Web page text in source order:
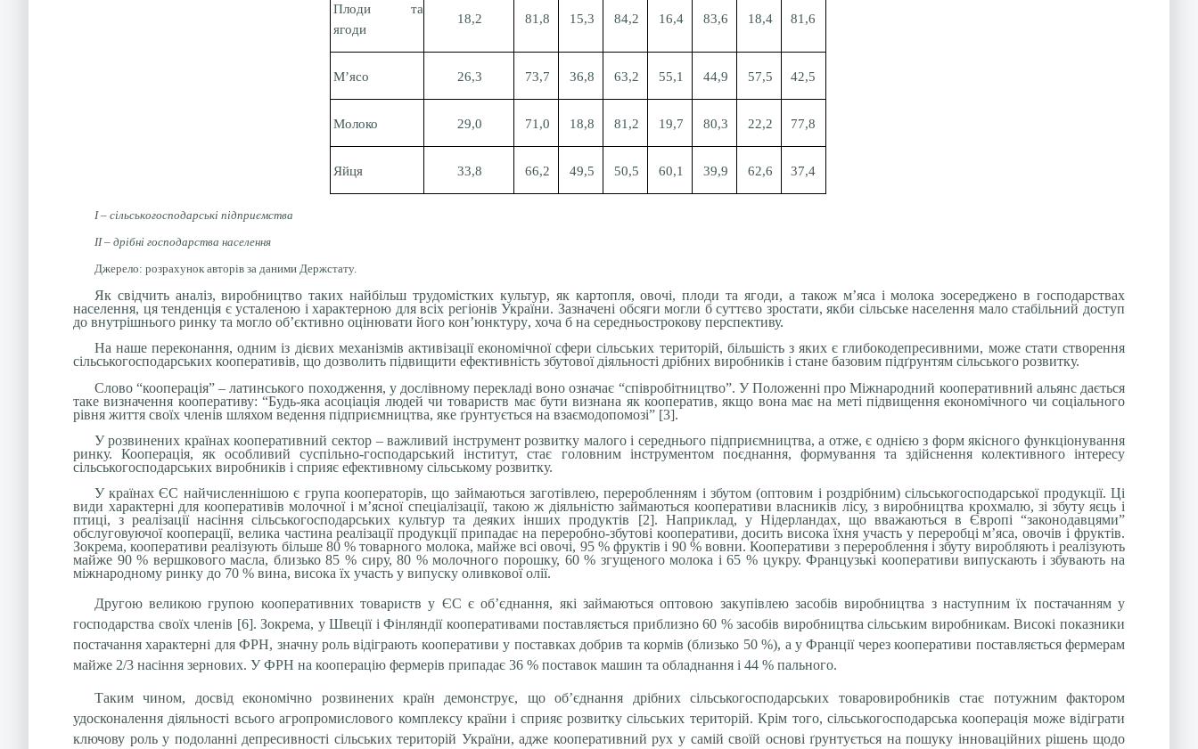
Плоди та
ягоди
18,2 81,8 15,3 84,2 16,4 83,6 18,4 81,6
М’ясо 26,3 73,7 36,8 63,2 55,1 44,9 57,5 42,5
Молоко 29,0 71,0 18,8 81,2 19,7 80,3 22,2 77,8
Яйця 33,8 66,2 49,5 50,5 60,1 39,9 62,6 37,4
І – сільськогосподарські підприємства
ІІ – дрібні господарства населення
Джерело: розрахунок авторів за даними Держстату.
Як свідчить аналіз, виробництво таких найбільш трудомістких культур, як картопля, овочі, плоди та ягоди, а також м’яса і молока зосереджено в господарствах
населення, ця тенденція є усталеною і характерною для всіх регіонів України. Зазначені обсяги могли б суттєво зростати, якби сільське населення мало стабільний доступ
до внутрішнього ринку та могло об’єктивно оцінювати його кон’юнктуру, хоча б на середньострокову перспективу.
На наше переконання, одним із дієвих механізмів активізації економічної сфери сільських територій, більшість з яких є глибокодепресивними, може стати створення
сільськогосподарських кооперативів, що дозволить підвищити ефективність збутової діяльності дрібних виробників і стане базовим підґрунтям сільського розвитку.
Слово “кооперація” – латинського походження, у дослівному перекладі воно означає “співробітництво”. У Положенні про Міжнародний кооперативний альянс дається
таке визначення кооперативу: “Будь-яка асоціація людей чи товариств має бути визнана як кооператив, якщо вона має на меті підвищення економічного чи соціального
рівня життя своїх членів шляхом ведення підприємництва, яке ґрунтується на взаємодопомозі” [3].
У розвинених країнах кооперативний сектор – важливий інструмент розвитку малого і середнього підприємництва, а отже, є однією з форм якісного функціонування
ринку. Кооперація, як особливий суспільно-господарський інститут, стає головним інструментом поєднання, формування та здійснення колективного інтересу
сільськогосподарських виробників і сприяє ефективному сільському розвитку.
У країнах ЄС найчисленнішою є група кооператорів, що займаються заготівлею, переробленням і збутом (оптовим і роздрібним) сільськогосподарської продукції. Ці
види характерні для кооперативів молочної і м’ясної спеціалізації, такою ж діяльністю займаються кооперативи власників лісу, з виробництва крохмалю, зі збуту яєць і
птиці, з реалізації насіння сільськогосподарських культур та деяких інших продуктів [2]. Наприклад, у Нідерландах, що вважаються в Європі “законодавцями”
обслуговуючої кооперації, велика частина реалізації продукції припадає на переробно-збутові кооперативи, досить висока їхня участь у переробці м’яса, овочів і фруктів.
Зокрема, кооперативи реалізують більше 80 % товарного молока, майже всі овочі, 95 % фруктів і 90 % вовни. Кооперативи з перероблення і збуту виробляють і реалізують
майже 90 % вершкового масла, близько 85 % сиру, 80 % молочного порошку, 60 % згущеного молока і 65 % цукру. Французькі кооперативи випускають і збувають на
міжнародному ринку до 70 % вина, висока їх участь у випуску оливкової олії.
Другою великою групою кооперативних товариств у ЄС є об’єднання, які займаються оптовою закупівлею засобів виробництва з наступним їх постачанням у
господарства своїх членів [6]. Зокрема, у Швеції і Фінляндії кооперативами поставляється приблизно 60 % засобів виробництва сільським виробникам. Високі показники
постачання характерні для ФРН, значну роль відіграють кооперативи у поставках добрив та кормів (близько 50 %), а у Франції через кооперативи поставляється фермерам
майже 2/3 насіння зернових. У ФРН на кооперацію фермерів припадає 36 % поставок машин та обладнання і 44 % пального.
Таким чином, досвід економічно розвинених країн демонструє, що об’єднання дрібних сільськогосподарських товаровиробників стає потужним фактором
удосконалення діяльності всього агропромислового комплексу країни і сприяє розвитку сільських територій. Крім того, сільськогосподарська кооперація може відіграти
ключову роль у подоланні депресивності сільських територій України, адже кооперативний рух у самій своїй основі ґрунтується на пошуку інноваційних рішень щодо